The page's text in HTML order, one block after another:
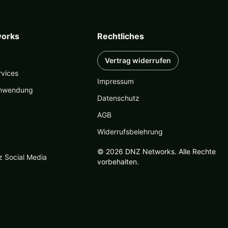
Social Media
Rechtliches
Vertrag widerrufen
Impressum
Datenschutz
AGB
Widerrufsbelehrung
© 2026 DNZ Networks. Alle Rechte
vorbehalten.